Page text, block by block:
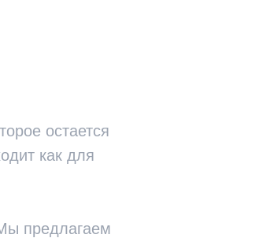
остается
как для
предлагаем